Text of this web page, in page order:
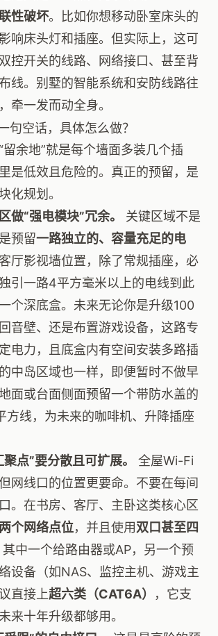
性破坏。比如你想移动卧室床头的
响床头灯和插座。但实际上，这可
控开关的线路、网络接口、甚至背
线。别墅的智能系统和安防线路往
牵一发而动全身。
句空话，具体怎么做？
余地”就是每个墙面多装几个插
是低效且危险的。真正的预留，是
化规划。
做“强电模块”冗余。
关键区域不是
预留一路独立的、容量充足的电
厅影视墙位置，除了常规插座，必
引一路4平方毫米以上的电线到此
个深底盒。未来无论你是升级100
音壁、还是布置游戏设备，这路专
电力，且底盒内有空间安装多路插
中岛区域也一样，即便暂时不做早
面或台面侧面预留一个带防水盖的
方线，为未来的咖啡机、升降插座
点”要分散且可扩展。
全屋Wi-Fi
网线口的位置更要命。不要在每间
。在书房、客厅、主卧这类核心区
两个网络点位，并且使用双口甚至四
其中一个给路由器或AP，另一个预
设备（如NAS、监控主机、游戏主
直接上超六类（CAT6A）
，它支
来十年升级都够用。